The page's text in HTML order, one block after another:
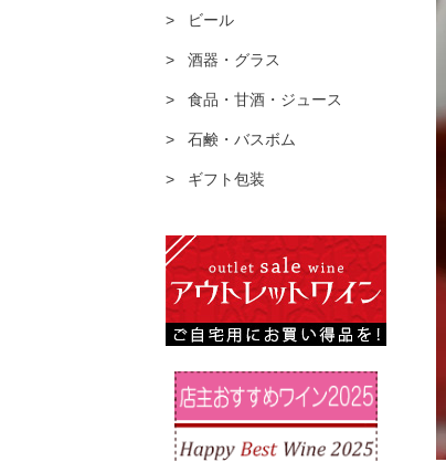
ビール
酒器・グラス
食品・甘酒・ジュース
石鹸・バスボム
ギフト包装